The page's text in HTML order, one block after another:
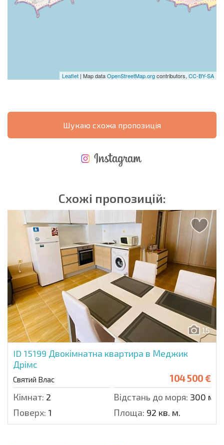
Leaflet | Map dataOpenStreetMap.orgcontributors, CC-BY-SA
Шукаю схожа пропозиція
Схожі пропозицій:
15
ID 15199 Двокімнатна квартира в Меджик
Дрімс
Святий Влас 104 500 €
Кімнат: 2 Відстань до моря: 300 м.
Поверх: 1 Площа: 92 кв. м.